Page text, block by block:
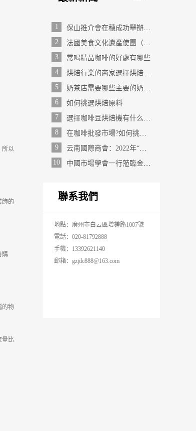
1
保山推介會在穗成功舉辦，咖啡茶葉企業組團考察金達
2
法國美食文化遺產使團（MFPCA）主席來訪
3
常喝精品咖啡的好處有哪些
4
烘焙行業的商家選擇烘焙原料需要注意的內容
5
奶茶店需要哪些主要的奶茶店設備？
6
如何挑選烘焙原料
7
選擇咖啡豆烘焙機有什么方法
8
在咖啡批發市場?如何挑選咖啡豆？
9
云南國際商會：2022年“滇粵一家親·保山好產品”廣州推介會成功舉辦（轉載）
10
中國市場學會一行蒞臨金達調研并召開食品食材商圈座談會
聯系我們
地點：廣州市白云區增槎路1007號
電話：020-81792888
手機：13392621140
郵箱：gzjdc888@163.com
所以
飾的
購
的物
量比